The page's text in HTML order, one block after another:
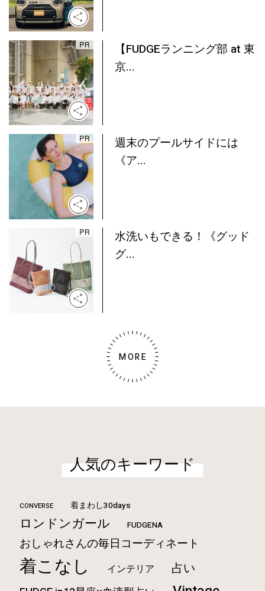
【FUDGEランニング部 at 東
京...
週末のプールサイドには
《ア...
水洗いもできる！《グッド
グ...
MORE
人気のキーワード
CONVERSE 着まわし30days
ロンドンガール FUDGENA
おしゃれさんの毎日コーディネート
着こなし インテリア 占い